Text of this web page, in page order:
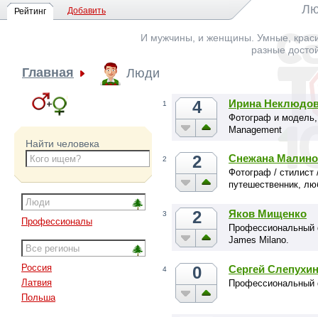
Рейтинг Добавить
И мужчины, и женщины. Умные,
разные
Главная Люди
Найти человека
Профессионалы
Россия
Латвия
Польша
1 4 Ирина
Фотограф и модель,
Management
2 2 Снежана
Фотограф / стилист
путешественник,
3 2 Яков Мищенко
Профессиональный
James Milano.
4 0 Сергей Слепухин
Профессиональный